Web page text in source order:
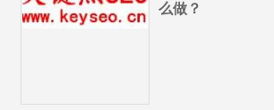
么做？